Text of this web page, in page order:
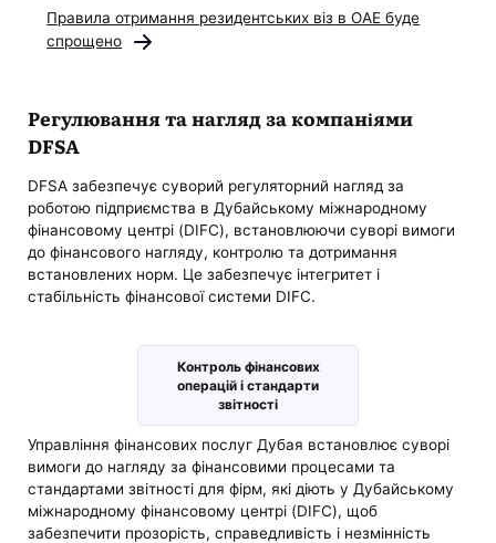
Правила отримання резидентських віз в ОАЕ буде
спрощено
Регулювання та нагляд за компаніями
DFSA
DFSA забезпечує суворий регуляторний нагляд за
роботою підприємства в Дубайському міжнародному
фінансовому центрі (DIFC), встановлюючи суворі вимоги
до фінансового нагляду, контролю та дотримання
встановлених норм. Це забезпечує інтегритет і
стабільність фінансової системи DIFC.
Контроль фінансових
операцій і стандарти
звітності
Управління фінансових послуг Дубая встановлює суворі
вимоги до нагляду за фінансовими процесами та
стандартами звітності для фірм, які діють у Дубайському
міжнародному фінансовому центрі (DIFC), щоб
забезпечити прозорість, справедливість і незмінність